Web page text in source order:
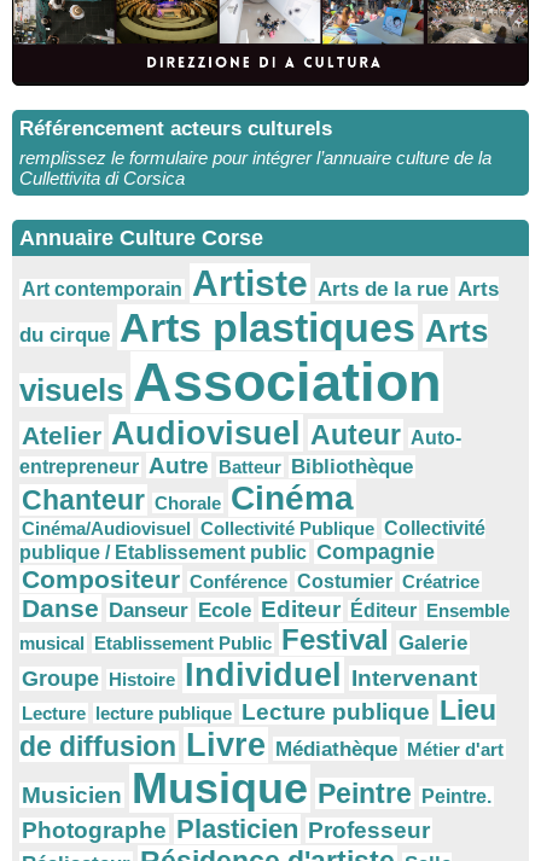
Référencement acteurs culturels
remplissez le formulaire pour intégrer l’annuaire culture de la
Cullettivita di Corsica
Annuaire Culture Corse
Art contemporain Artiste Arts de la rue Arts
du cirque Arts plastiques Arts
visuels Association
Atelier Audiovisuel Auteur Auto-
entrepreneur Autre Batteur Bibliothèque
Chanteur Chorale Cinéma
Cinéma/Audiovisuel Collectivité Publique Collectivité
publique / Etablissement public Compagnie
Compositeur Conférence Costumier Créatrice
Danse Danseur Ecole Editeur Éditeur Ensemble
musical Etablissement Public Festival Galerie
Groupe Histoire Individuel Intervenant
Lecture lecture publique Lecture publique Lieu
de diffusion Livre Médiathèque Métier d'art
Musicien Musique Peintre Peintre.
Photographe Plasticien Professeur